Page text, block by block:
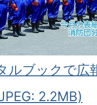
ルブックで広
2.2MB)